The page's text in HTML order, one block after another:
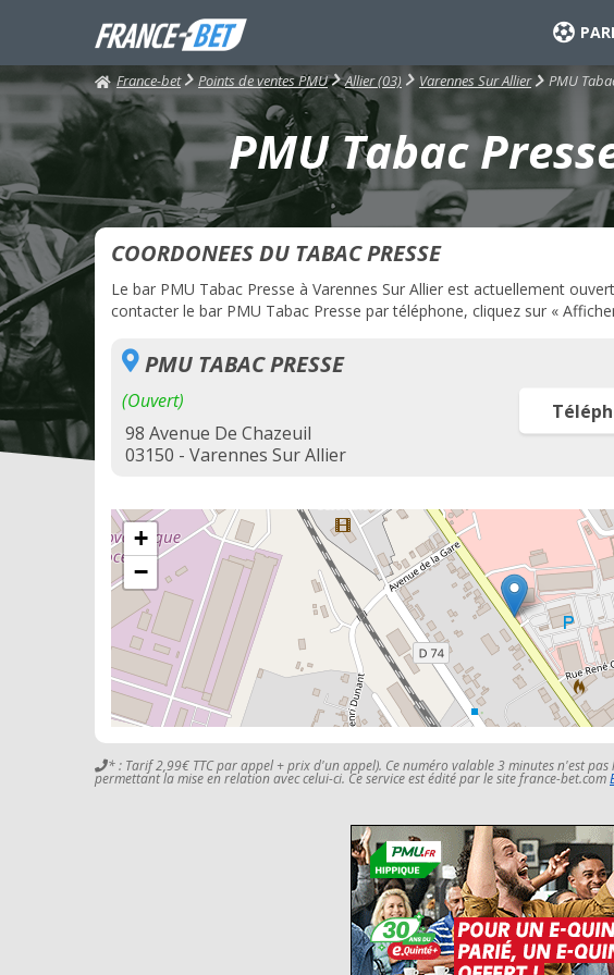
France-bet Points de ventes PMU Allier (03) Varennes Sur Allier PMU
PMU Tabac
COORDONEES DU TABAC PRESSE
Le bar PMU Tabac Presse à Varennes Sur Allier est actuellement
contacter le bar PMU Tabac Presse par téléphone, cliquez sur «
PMU TABAC PRESSE
(Ouvert)
98 Avenue De Chazeuil
03150 - Varennes Sur Allier
+
−
* : Tarif 2,99€ TTC par appel + prix d'un appel). Ce numéro valable 3 minutes n'est
permettant la mise en relation avec celui-ci. Ce service est édité par le site france-bet.com